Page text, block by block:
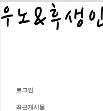
로그인
최근게시물